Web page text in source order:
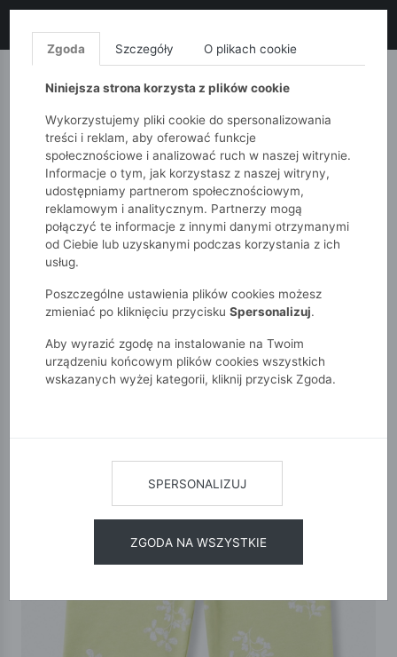
MONNARI QUIOSQUE
51015kids
Dziewczynki 2-7 lat
Legginsy dziewczęce 1/2 w kwiaty
Zgoda Szczegóły O plikach cookie
Niniejsza strona korzysta z plików cookie
Wykorzystujemy pliki cookie do spersonalizowania
treści i reklam, aby oferować funkcje
społecznościowe i analizować ruch w naszej witrynie.
Informacje o tym, jak korzystasz z naszej witryny,
udostępniamy partnerom społecznościowym,
reklamowym i analitycznym. Partnerzy mogą
połączyć te informacje z innymi danymi otrzymanymi
od Ciebie lub uzyskanymi podczas korzystania z ich
usług.
Poszczególne ustawienia plików cookies możesz
zmieniać po kliknięciu przycisku Spersonalizuj.
Aby wyrazić zgodę na instalowanie na Twoim
urządzeniu końcowym plików cookies wszystkich
wskazanych wyżej kategorii, kliknij przycisk Zgoda.
SPERSONALIZUJ
ZGODA NA WSZYSTKIE